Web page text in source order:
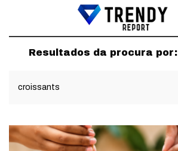
Resultados da procura por: